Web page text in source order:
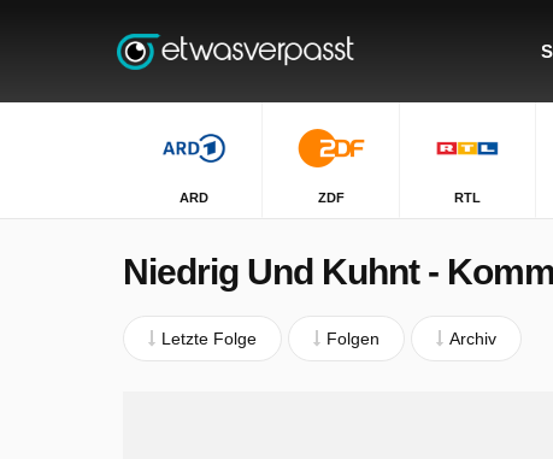
ARD ZDF RTL
Niedrig Und Kuhnt -
Letzte Folge Folgen Archiv